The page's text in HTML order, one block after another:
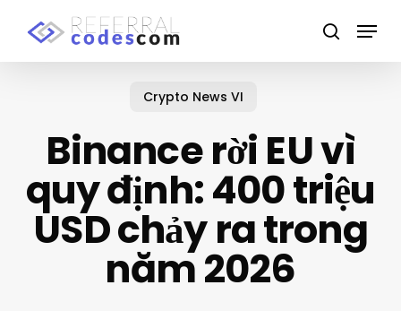
search
Menu
Crypto News VI
Binance rời EU vì
quy định: 400 triệu
USD chảy ra trong
năm 2026